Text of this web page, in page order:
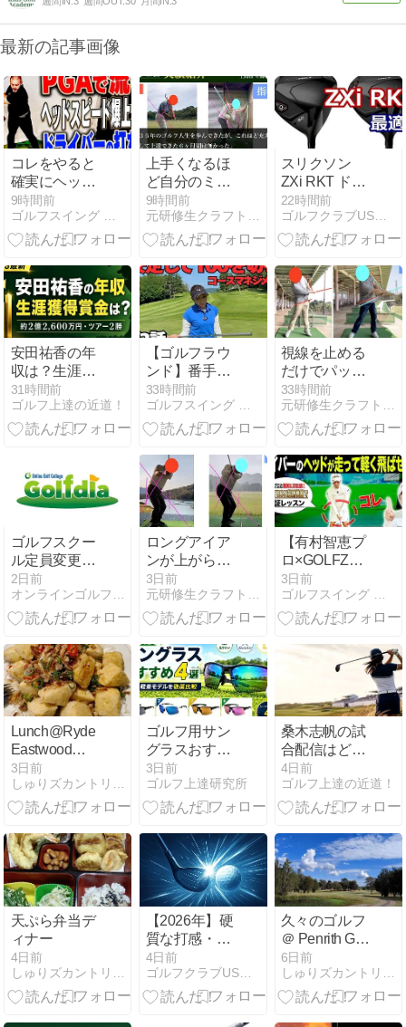
最新の記事画像
コレをやると
確実にヘッド
スピードが速
くなってドラ
イバーが飛
践する”あるプ
ログラム”をご
紹介！
【UUUM
GOLF】
9時間前
ゴルフスイング 動画レッスン
上手くなるほ
ど自分のミス
は見えなくな
る
9時間前
元研修生クラフトマンのゴルフ日記
スリクソン
ZXi RKT ドラ
イバー4モデ
ル比較｜違
い・選び方を
【2026年】
22時間前
ゴルフクラブUSモデル|スペック・評価・価格を紹介
安田祐香の年
収は？生涯獲
得賞金2.26億
円を解説
【2026】
31時間前
ゴルフ上達の近道！
【ゴルフラウ
ンド】番手選
びの基本〇〇
を意識で確実
にスコアが変
【AKIHOチャ
ンネル】
33時間前
ゴルフスイング 動画レッスン
視線を止める
だけでパット
数が減ったと
いう実験
33時間前
元研修生クラフトマンのゴルフ日記
ゴルフスクー
ル定員変更の
お知らせ
2日前
オンラインゴルフカレッジ ゴルフディアのブログ
ロングアイア
ンが上がらな
いのは下手だ
からではない
3日前
元研修生クラフトマンのゴルフ日記
【有村智恵プ
ロ×GOLFZON
in韓国 #2】腕
を◯◯して打
つとヘッドス
に速くなって
飛ぶ！！”有村
応援するため
韓国へ！
【UUUM
GOLF】
3日前
ゴルフスイング 動画レッスン
Lunch@Ryde
Eastwood
Leagues Club
Aug 2026
3日前
しゅりズカントリークラブinオーストラリア
ゴルフ用サン
グラスおすす
め4選｜偏
光・軽量モデ
ルを徹底比較
3日前
ゴルフ上達研究所
桑木志帆の試
合配信はどこ
で見れる？
2026年最新｜
全英女子制覇
とU-NEXT視
聴方法
4日前
ゴルフ上達の近道！
天ぷら弁当デ
ィナー
4日前
しゅりズカントリークラブinオーストラリア
【2026年】硬
質な打感・金
属的な打音の
爽快なドライ
バー ランキン
4日前
ゴルフクラブUSモデル|スペック・評価・価格を紹介
久々のゴルフ
＠ Penrith GC
03 Aug 2026
6日前
しゅりズカントリークラブinオーストラリア